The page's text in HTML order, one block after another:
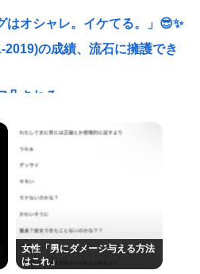
はオシャレ。イケてる。」😎✨
2019)の成績、流石に擁護でき
凸される
w】「色々勉強した結果、理
そうか
BPOでも議論に
っと同じ食べ物&断水でトイレ
寝&コロナ感染」
女性「男にダメージ与える方法
はこれ」